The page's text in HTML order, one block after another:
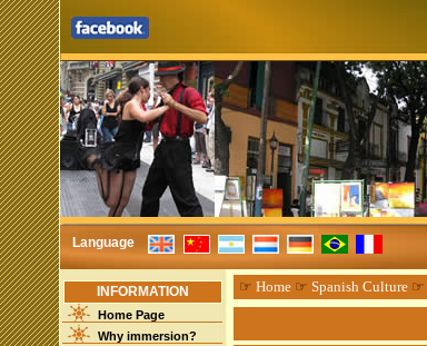
Language
INFORMATION
Home Page
Why immersion?
☞ Home☞ Spanish Culture☞